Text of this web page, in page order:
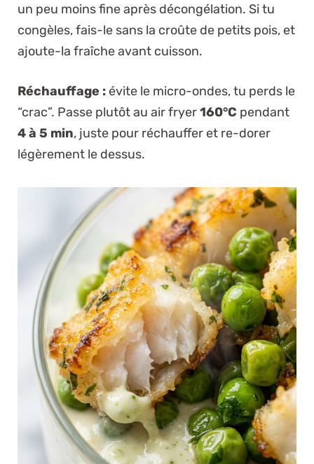
un peu moins fine après décongélation. Si tu
congèles, fais-le sans la croûte de petits pois, et
ajoute-la fraîche avant cuisson.
Réchauffage : évite le micro-ondes, tu perds le
“crac”. Passe plutôt au air fryer160°C pendant
4 à 5 min, juste pour réchauffer et re-dorer
légèrement le dessus.